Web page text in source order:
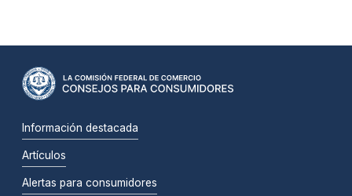
Información destacada
Artículos
Alertas para consumidores